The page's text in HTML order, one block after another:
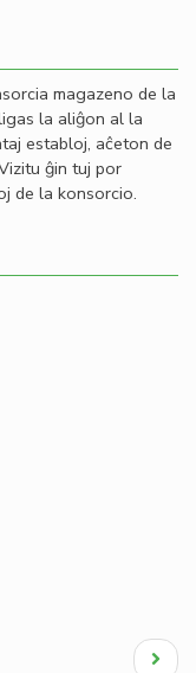
magazeno de la
la aliĝon al la
establoj, aĉeton de
ĝin tuj por
de la konsorcio.
Next